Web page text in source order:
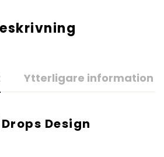
Ytterligare information
Design